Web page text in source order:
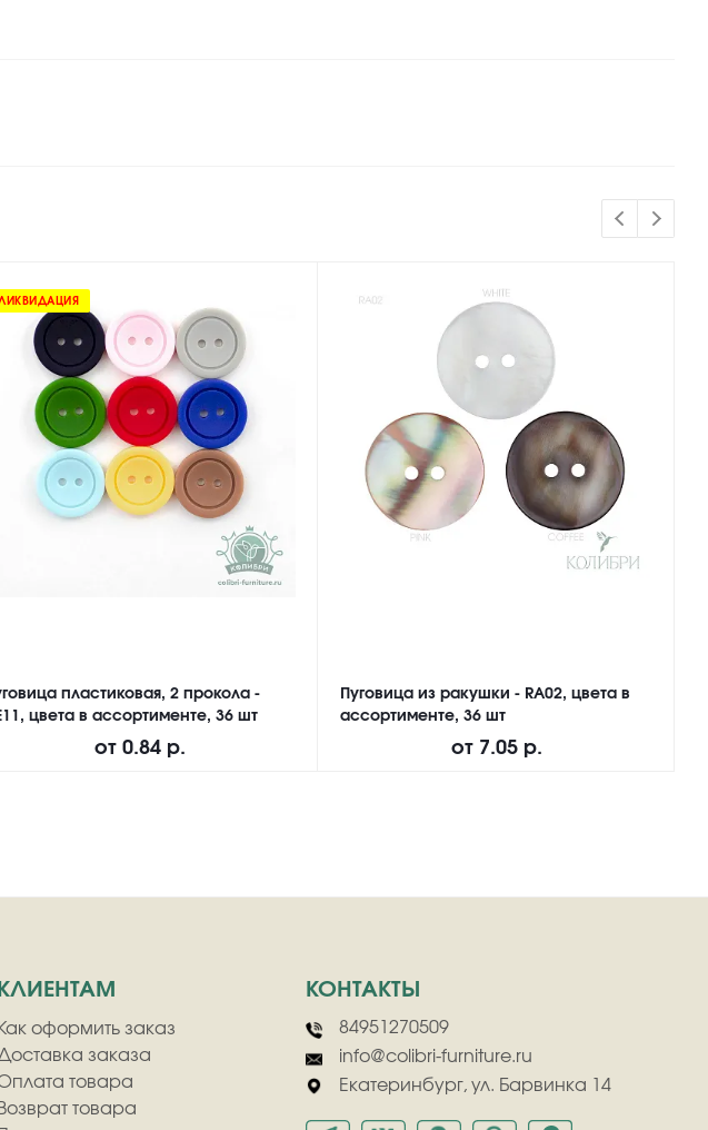
пластиковая, 2 прокола -
цвета в ассортименте, 36 шт
от 0.84 р.
Пуговица из ракушки - RA02, цвета в
ассортименте, 36 шт
от 7.05 р.
КЛИЕНТАМ
Как оформить заказ
заказа
товара
Возврат товара
КОНТАКТЫ
84951270509
info@colibri-furniture.ru
Екатеринбург, ул. Барвинка 14